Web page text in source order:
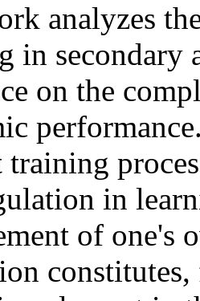
analyzes
in secondary
on the
training
in
of one's